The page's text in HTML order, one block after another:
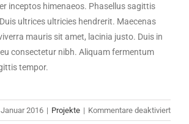
inceptos himenaeos. Phasellus sagittis
ultrices ultricies hendrerit. Maecenas
mauris sit amet, lacinia justo. Duis in
consectetur nibh. Aliquam fermentum
tempor.
Januar 2016 | Projekte | Kommentare deaktiviertfür